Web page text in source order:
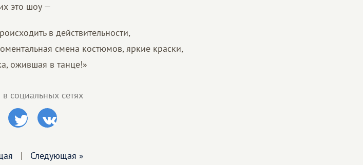
это шоу —
в действительности,
смена костюмов, яркие краски,
ожившая в танце!»
в социальных сетях
| Следующая »